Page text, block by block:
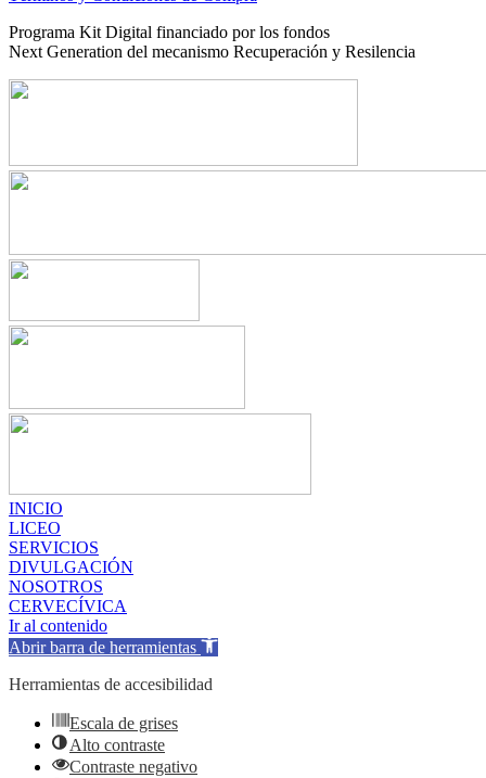
Programa Kit Digital financiado por los fondos
Next Generation del mecanismo Recuperación y Resilencia
INICIO
LICEO
SERVICIOS
DIVULGACIÓN
NOSOTROS
CERVECÍVICA
Ir al contenido
Abrir barra de herramientas
Herramientas de accesibilidad
Escala de grises
Alto contraste
Contraste negativo